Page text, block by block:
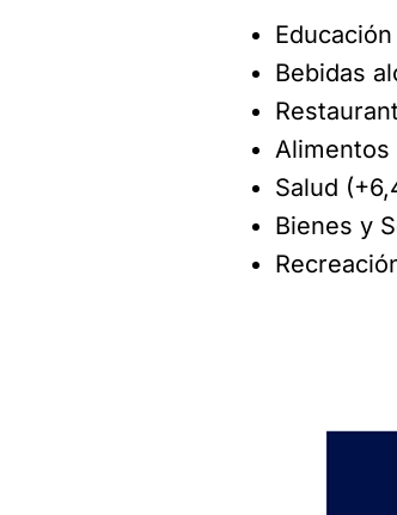
Bebidas
Alimentos
Salud
Bienes y